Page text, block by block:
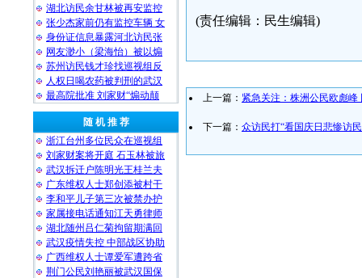
湖北访民余甘林被再安监控
张少杰家前仍有监控车辆 女
身份证信息暴露河北访民张
网友渺小（梁海怡）被以煽
苏州访民钱才珍找巡视组反
人权日喝农药被判刑的武汉
最高院批准 刘家财“煽动颠
随 机 推 荐
浙江台州多位民众在巡视组
刘家财案将开庭 石玉林被旅
武汉拆迁户陈明光王桂兰夫
广东维权人士郑创添被村干
李和平儿子第三次被禁办护
家属接电话通知江天勇律师
湖北随州吕仁菊拘留期满回
武汉疫情失控 中部战区协助
广西维权人士谭爱军遭跨省
荆门公民刘艳丽被武汉国保
(责任编辑：民生编辑)
上一篇： 紧急关注：株洲公民欧彪
下一篇： 众访民打“看国庆日悲惨访